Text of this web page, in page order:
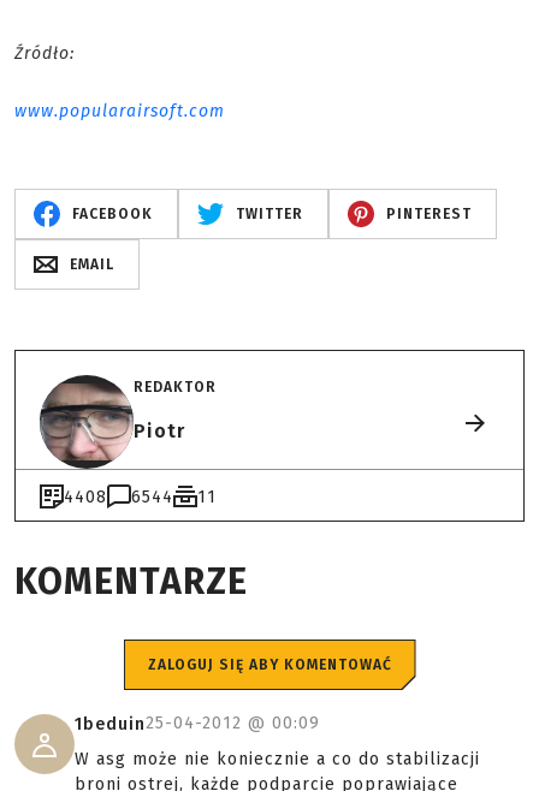
Źródło:
www.popularairsoft.com
FACEBOOK TWITTER PINTEREST
EMAIL
REDAKTOR
Piotr
4408 6544 11
KOMENTARZE
ZALOGUJ SIĘ ABY KOMENTOWAĆ
1beduin25-04-2012 @ 00:09
W asg może nie koniecznie a co do stabilizacji
broni ostrej, każde podparcie poprawiające